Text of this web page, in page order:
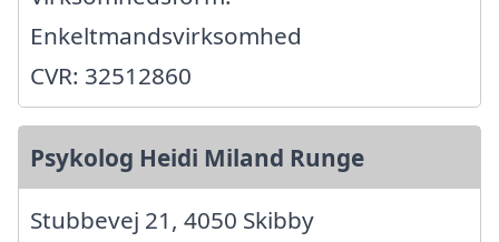
Enkeltmandsvirksomhed
CVR: 32512860
Psykolog Heidi Miland Runge
Stubbevej 21, 4050 Skibby